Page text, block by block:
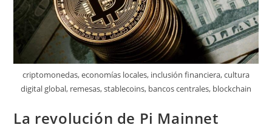
criptomonedas, economías locales, inclusión financiera, cultura
digital global, remesas, stablecoins, bancos centrales, blockchain
La revolución de Pi Mainnet